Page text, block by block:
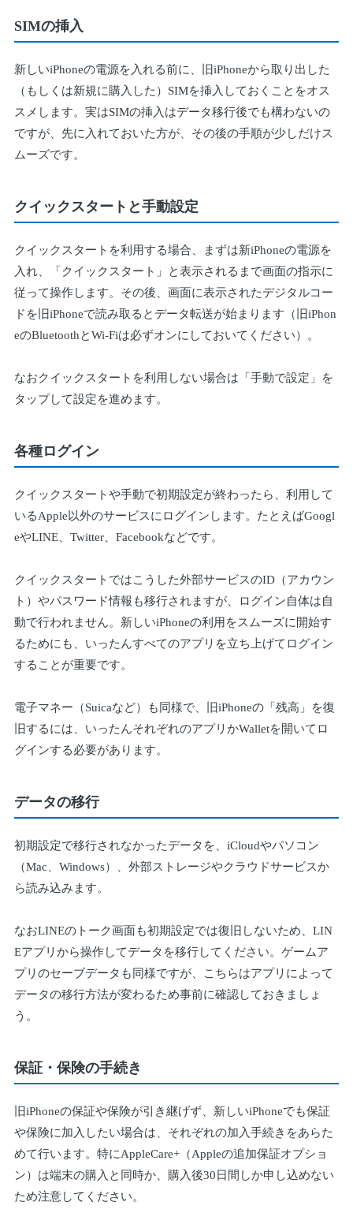
SIMの挿入
新しいiPhoneの電源を入れる前に、旧iPhoneから取り出した
（もしくは新規に購入した）SIMを挿入しておくことをオス
スメします。実はSIMの挿入はデータ移行後でも構わないの
ですが、先に入れておいた方が、その後の手順が少しだけス
ムーズです。
クイックスタートと手動設定
クイックスタートを利用する場合、まずは新iPhoneの電源を
入れ、「クイックスタート」と表示されるまで画面の指示に
従って操作します。その後、画面に表示されたデジタルコー
ドを旧iPhoneで読み取るとデータ転送が始まります（旧iPhon
eのBluetoothとWi-Fiは必ずオンにしておいてください）。
なおクイックスタートを利用しない場合は「手動で設定」を
タップして設定を進めます。
各種ログイン
クイックスタートや手動で初期設定が終わったら、利用して
いるApple以外のサービスにログインします。たとえばGoogl
eやLINE、Twitter、Facebookなどです。
クイックスタートではこうした外部サービスのID（アカウン
ト）やパスワード情報も移行されますが、ログイン自体は自
動で行われません。新しいiPhoneの利用をスムーズに開始す
るためにも、いったんすべてのアプリを立ち上げてログイン
することが重要です。
電子マネー（Suicaなど）も同様で、旧iPhoneの「残高」を復
旧するには、いったんそれぞれのアプリかWalletを開いてロ
グインする必要があります。
データの移行
初期設定で移行されなかったデータを、iCloudやパソコン
（Mac、Windows）、外部ストレージやクラウドサービスか
ら読み込みます。
なおLINEのトーク画面も初期設定では復旧しないため、LIN
Eアプリから操作してデータを移行してください。ゲームア
プリのセーブデータも同様ですが、こちらはアプリによって
データの移行方法が変わるため事前に確認しておきましょ
う。
保証・保険の手続き
旧iPhoneの保証や保険が引き継げず、新しいiPhoneでも保証
や保険に加入したい場合は、それぞれの加入手続きをあらた
めて行います。特にAppleCare+（Appleの追加保証オプショ
ン）は端末の購入と同時か、購入後30日間しか申し込めない
ため注意してください。